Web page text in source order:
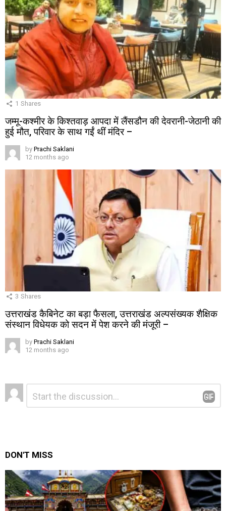
1 Shares
जम्मू-कश्मीर के किश्तवाड़ आपदा में लैंसडौन की देवरानी-जेठानी की
हुई मौत, परिवार के साथ गईं थीं मंदिर –
by Prachi Saklani
12 months ago
3 Shares
उत्तराखंड कैबिनेट का बड़ा फैसला, उत्तराखंड अल्पसंख्यक शैक्षिक
संस्थान विधेयक को सदन में पेश करने की मंजूरी –
by Prachi Saklani
12 months ago
Leave
a
Reply
DON'T MISS